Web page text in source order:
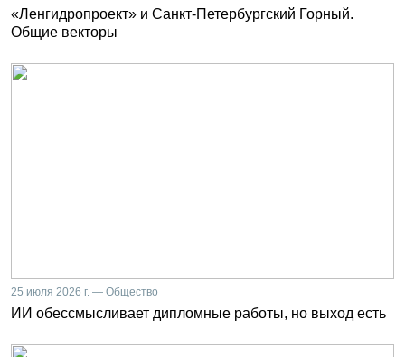
«Ленгидропроект» и Санкт-Петербургский Горный.
Общие векторы
25 июля 2026 г. — Общество
ИИ обессмысливает дипломные работы, но выход есть